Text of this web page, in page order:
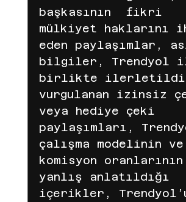
LC Waikiki lc waikiki
başkasının  fikri
mülkiyet haklarını
eden paylaşımlar,
bilgiler, Trendyol
birlikte
vurgulanan izinsiz
veya hediye çeki
paylaşımları,
çalışma modelinin ve
komisyon oranlarının
yanlış anlatıldığı
içerikler,